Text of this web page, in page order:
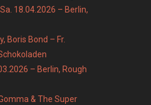
18.04.2026 – Berlin,
Boris Bond – Fr.
– Berlin, Rough
& The Super